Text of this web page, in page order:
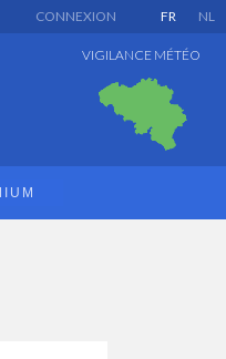
FR NL
CONNEXION
VIGILANCE MÉTÉO